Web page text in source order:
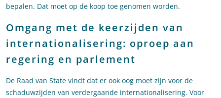
bepalen. Dat moet op de koop toe genomen worden.
Omgang met de keerzijden van
internationalisering: oproep aan
regering en parlement
De Raad van State vindt dat er ook oog moet zijn voor de
schaduwzijden van verdergaande internationalisering. Voor